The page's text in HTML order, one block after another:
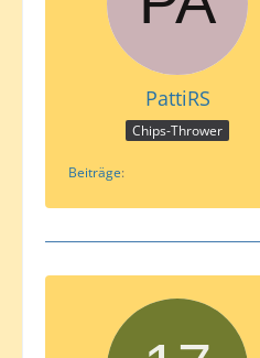
PattiRS
Chips-Thrower
Beiträge